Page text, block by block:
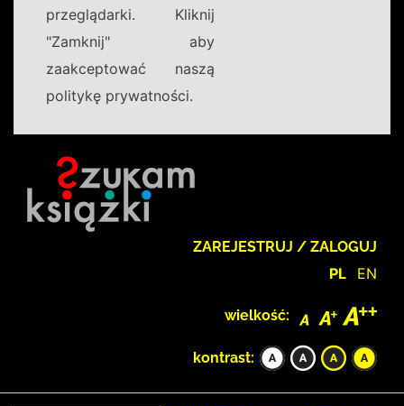
przeglądarki. Kliknij
"Zamknij" aby
zaakceptować naszą
politykę prywatności.
ZAREJESTRUJ / ZALOGUJ
PL EN
wielkość:
kontrast: